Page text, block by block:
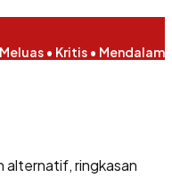
Meluas • Kritis • Mendalam
alternatif, ringkasan